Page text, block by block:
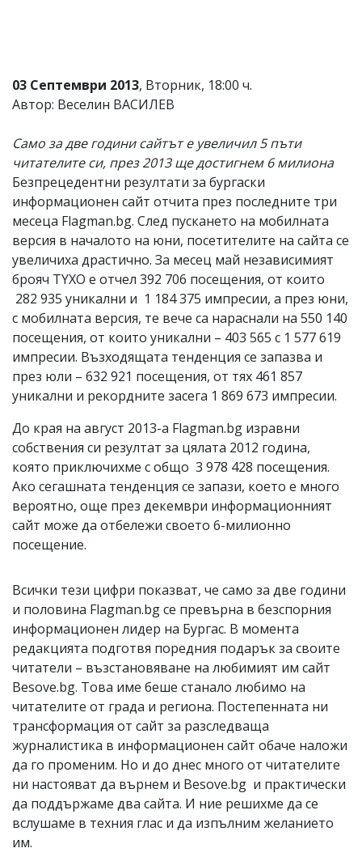
от
читателите
не
носи
отговорност
за
тях!
Ако
откриете
обиден
за
вас
коментар,
моля
сигнализирайте
ни!
03 Септември 2013, Вторник, 18:00 ч.
Автор: Веселин ВАСИЛЕВ
Само за две години сайтът е увеличил 5 пъти
читателите си, през 2013 ще достигнем 6 милиона
Безпрецедентни резултати за бургаски
информационен сайт отчита през последните три
месеца Flagman.bg. След пускането на мобилната
версия в началото на юни, посетителите на сайта се
увеличиха драстично. За месец май независимият
брояч TYXO e отчел 392 706 посещения, от които
282 935 уникални и 1 184 375 импресии, а през юни,
с мобилната версия, те вече са нараснали на 550 140
посещения, от които уникални – 403 565 с 1 577 619
импресии. Възходящата тенденция се запазва и
през юли – 632 921 посещения, от тях 461 857
уникални и рекордните засега 1 869 673 импресии.
До края на август 2013-а Flagman.bg изравни
собствения си резултат за цялата 2012 година,
която приключихме с общо 3 978 428 посещения.
Ако сегашната тенденция се запази, което е много
вероятно, още през декември информационният
сайт може да отбележи своето 6-милионно
посещение.
Всички тези цифри показват, че само за две години
и половина Flagman.bg се превърна в безспорния
информационен лидер на Бургас. В момента
редакцията подготвя поредния подарък за своите
читатели – възстановяване на любимият им сайт
Besove.bg. Това име беше станало любимо на
читателите от града и региона. Постепенната ни
трансформация от сайт за разследваща
журналистика в информационен сайт обаче наложи
да го променим. Но и до днес много от читателите
ни настояват да върнем и Besove.bg и практически
да поддържаме два сайта. И ние решихме да се
вслушаме в техния глас и да изпълним желанието
им.